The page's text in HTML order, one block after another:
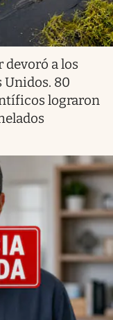
a los
Unidos. 80
lograron